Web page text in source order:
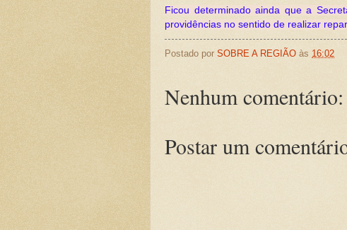
Ficou determinado ainda que a
providências no sentido de realizar
Postado por SOBRE A REGIÃO às 16:02
Nenhum comentário:
Postar um